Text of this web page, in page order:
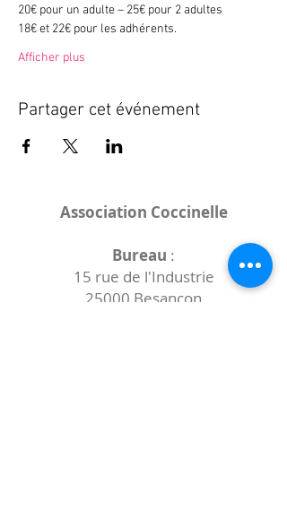
20€ pour un adulte – 25€ pour 2 adultes
18€ et 22€ pour les adhérents.
Afficher plus
Partager cet événement
Association Coccinelle
Bureau :
15 rue de l'Industrie
25000 Besançon